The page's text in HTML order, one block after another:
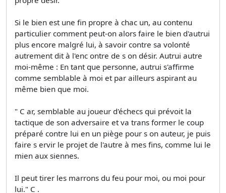
Si le bien est une fin propre à chac un, au contenu
particulier comment peut-on alors faire le bien d'autrui
plus encore malgré lui, à savoir contre sa volonté
autrement dit à l'enc ontre de s on désir. Autrui autre
moi-même : En tant que personne, autrui s'affirme
comme semblable à moi et par ailleurs aspirant au
même bien que moi.
" C ar, semblable au joueur d'échecs qui prévoit la
tactique de son adversaire et va trans former le coup
préparé contre lui en un piège pour s on auteur, je puis
faire s ervir le projet de l'autre à mes fins, comme lui le
mien aux siennes.
Il peut tirer les marrons du feu pour moi, ou moi pour
lui." C .